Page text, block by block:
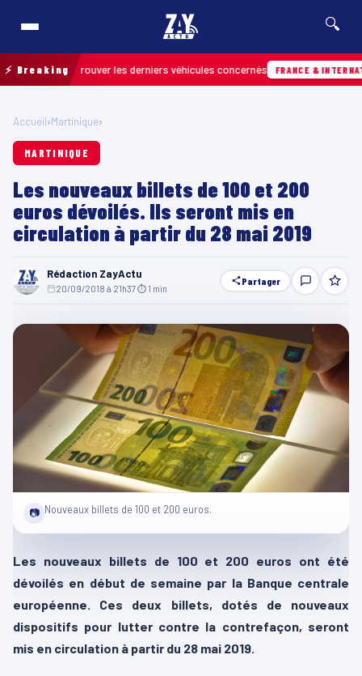
🔍
⚡ Breaking
pour retrouver les derniers véhicules concernés FRANCE &
Accueil›Martinique›
MARTINIQUE
Les nouveaux billets de 100 et 200
euros dévoilés. Ils seront mis en
circulation à partir du 28 mai 2019
Rédaction ZayActu
20/09/2018 à 21h37⏱ 1 min
Partager
📷 Nouveaux billets de 100 et 200 euros.
Les nouveaux billets de 100 et 200 euros ont été
dévoilés en début de semaine par la Banque centrale
européenne. Ces deux billets, dotés de nouveaux
dispositifs pour lutter contre la contrefaçon, seront
mis en circulation à partir du 28 mai 2019.